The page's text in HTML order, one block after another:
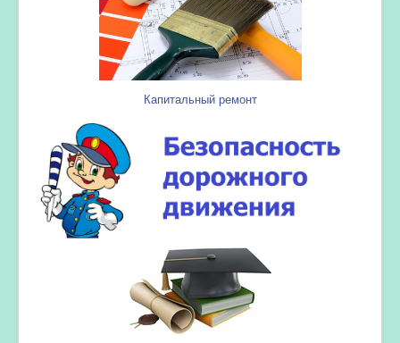
Капитальный ремонт